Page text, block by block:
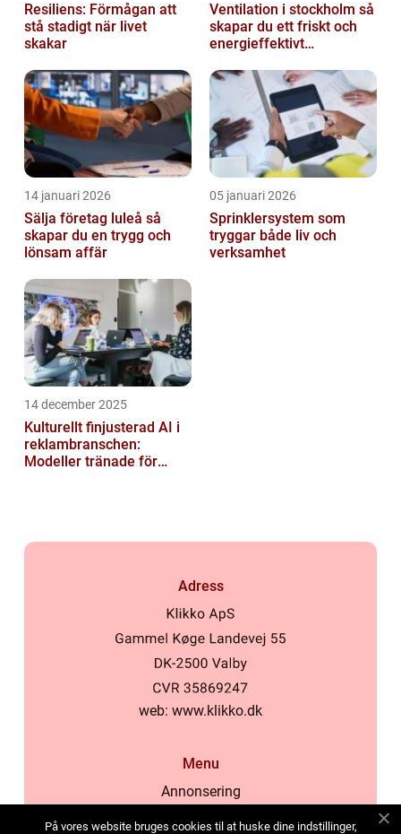
Resiliens: Förmågan att
stå stadigt när livet
skakar
Ventilation i stockholm så
skapar du ett friskt och
energieffektivt
14 januari 2026
Sälja företag luleå så
skapar du en trygg och
lönsam affär
05 januari 2026
Sprinklersystem som
tryggar både liv och
verksamhet
14 december 2025
Kulturellt finjusterad AI i
reklambranschen:
Modeller tränade för
Adress
web: www.klikko.dk
Menu
Annonsering
På vores website bruges cookies til at huske dine indstillinger,